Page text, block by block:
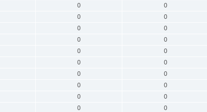
0 0
0 0
0 0
0 0
0 0
0 0
0 0
0 0
0 0
0 0